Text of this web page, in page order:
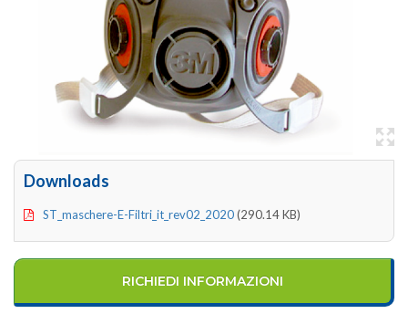
Downloads
ST_maschere-E-Filtri_it_rev02_2020(290.14 KB)
RICHIEDI INFORMAZIONI